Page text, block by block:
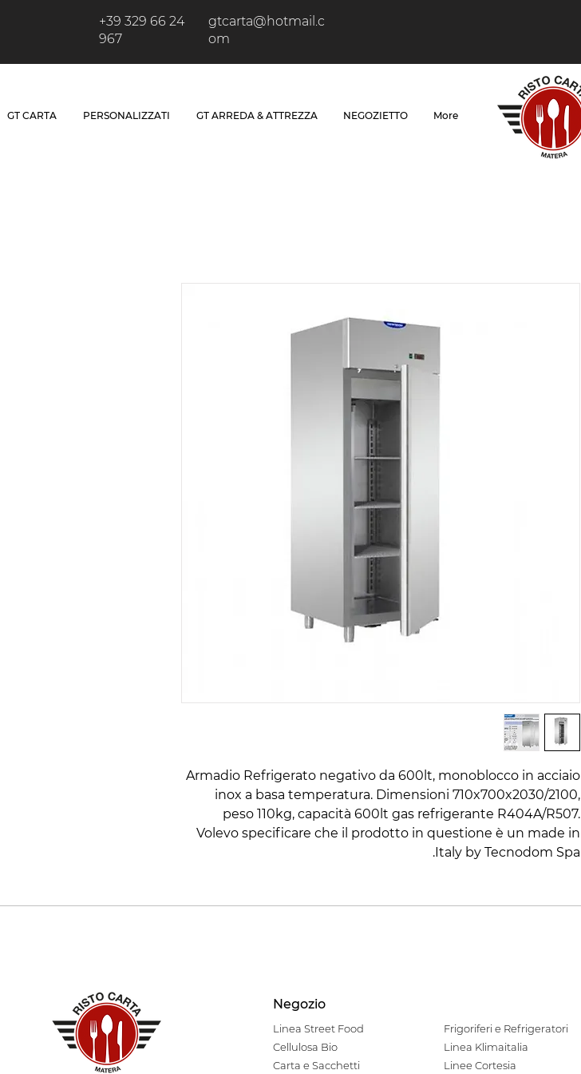
+39 329 66 24
967
gtcarta@hotmail.c
om
GT CARTA PERSONALIZZATI GT ARREDA & ATTREZZA NEGOZIETTO More
Armadio Refrigerato negativo da 600lt, monoblocco in acciaio
inox a basa temperatura. Dimensioni 710x700x2030/2100,
peso 110kg, capacità 600lt gas refrigerante R404A/R507.
Volevo specificare che il prodotto in questione è un made in
Italy by Tecnodom Spa.
Negozio
Linea Street Food
Cellulosa Bio
Carta e Sacchetti
Frigoriferi e Refrigeratori
Linea Klimaitalia
Linee Cortesia